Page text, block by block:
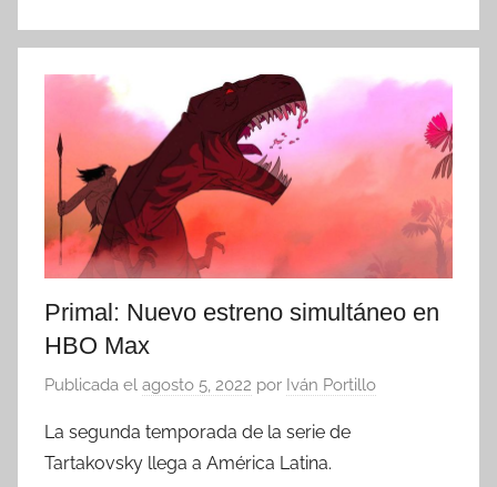
Primal: Nuevo estreno simultáneo en
HBO Max
Publicada el agosto 5, 2022 por Iván Portillo
La segunda temporada de la serie de
Tartakovsky llega a América Latina.